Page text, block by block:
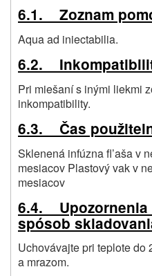
6.1. Zoznam
Aqua ad iniectabilia.
6.2.
Pri miešaní s inými liekmi
inkompatibility.
6.3. Čas
Sklenená infúzna fl’aša v
mesiacov Plastový vak v
mesiacov
6.4. Upozornenia
spósob
Uchovávajte pri teplote do
a mrazom.